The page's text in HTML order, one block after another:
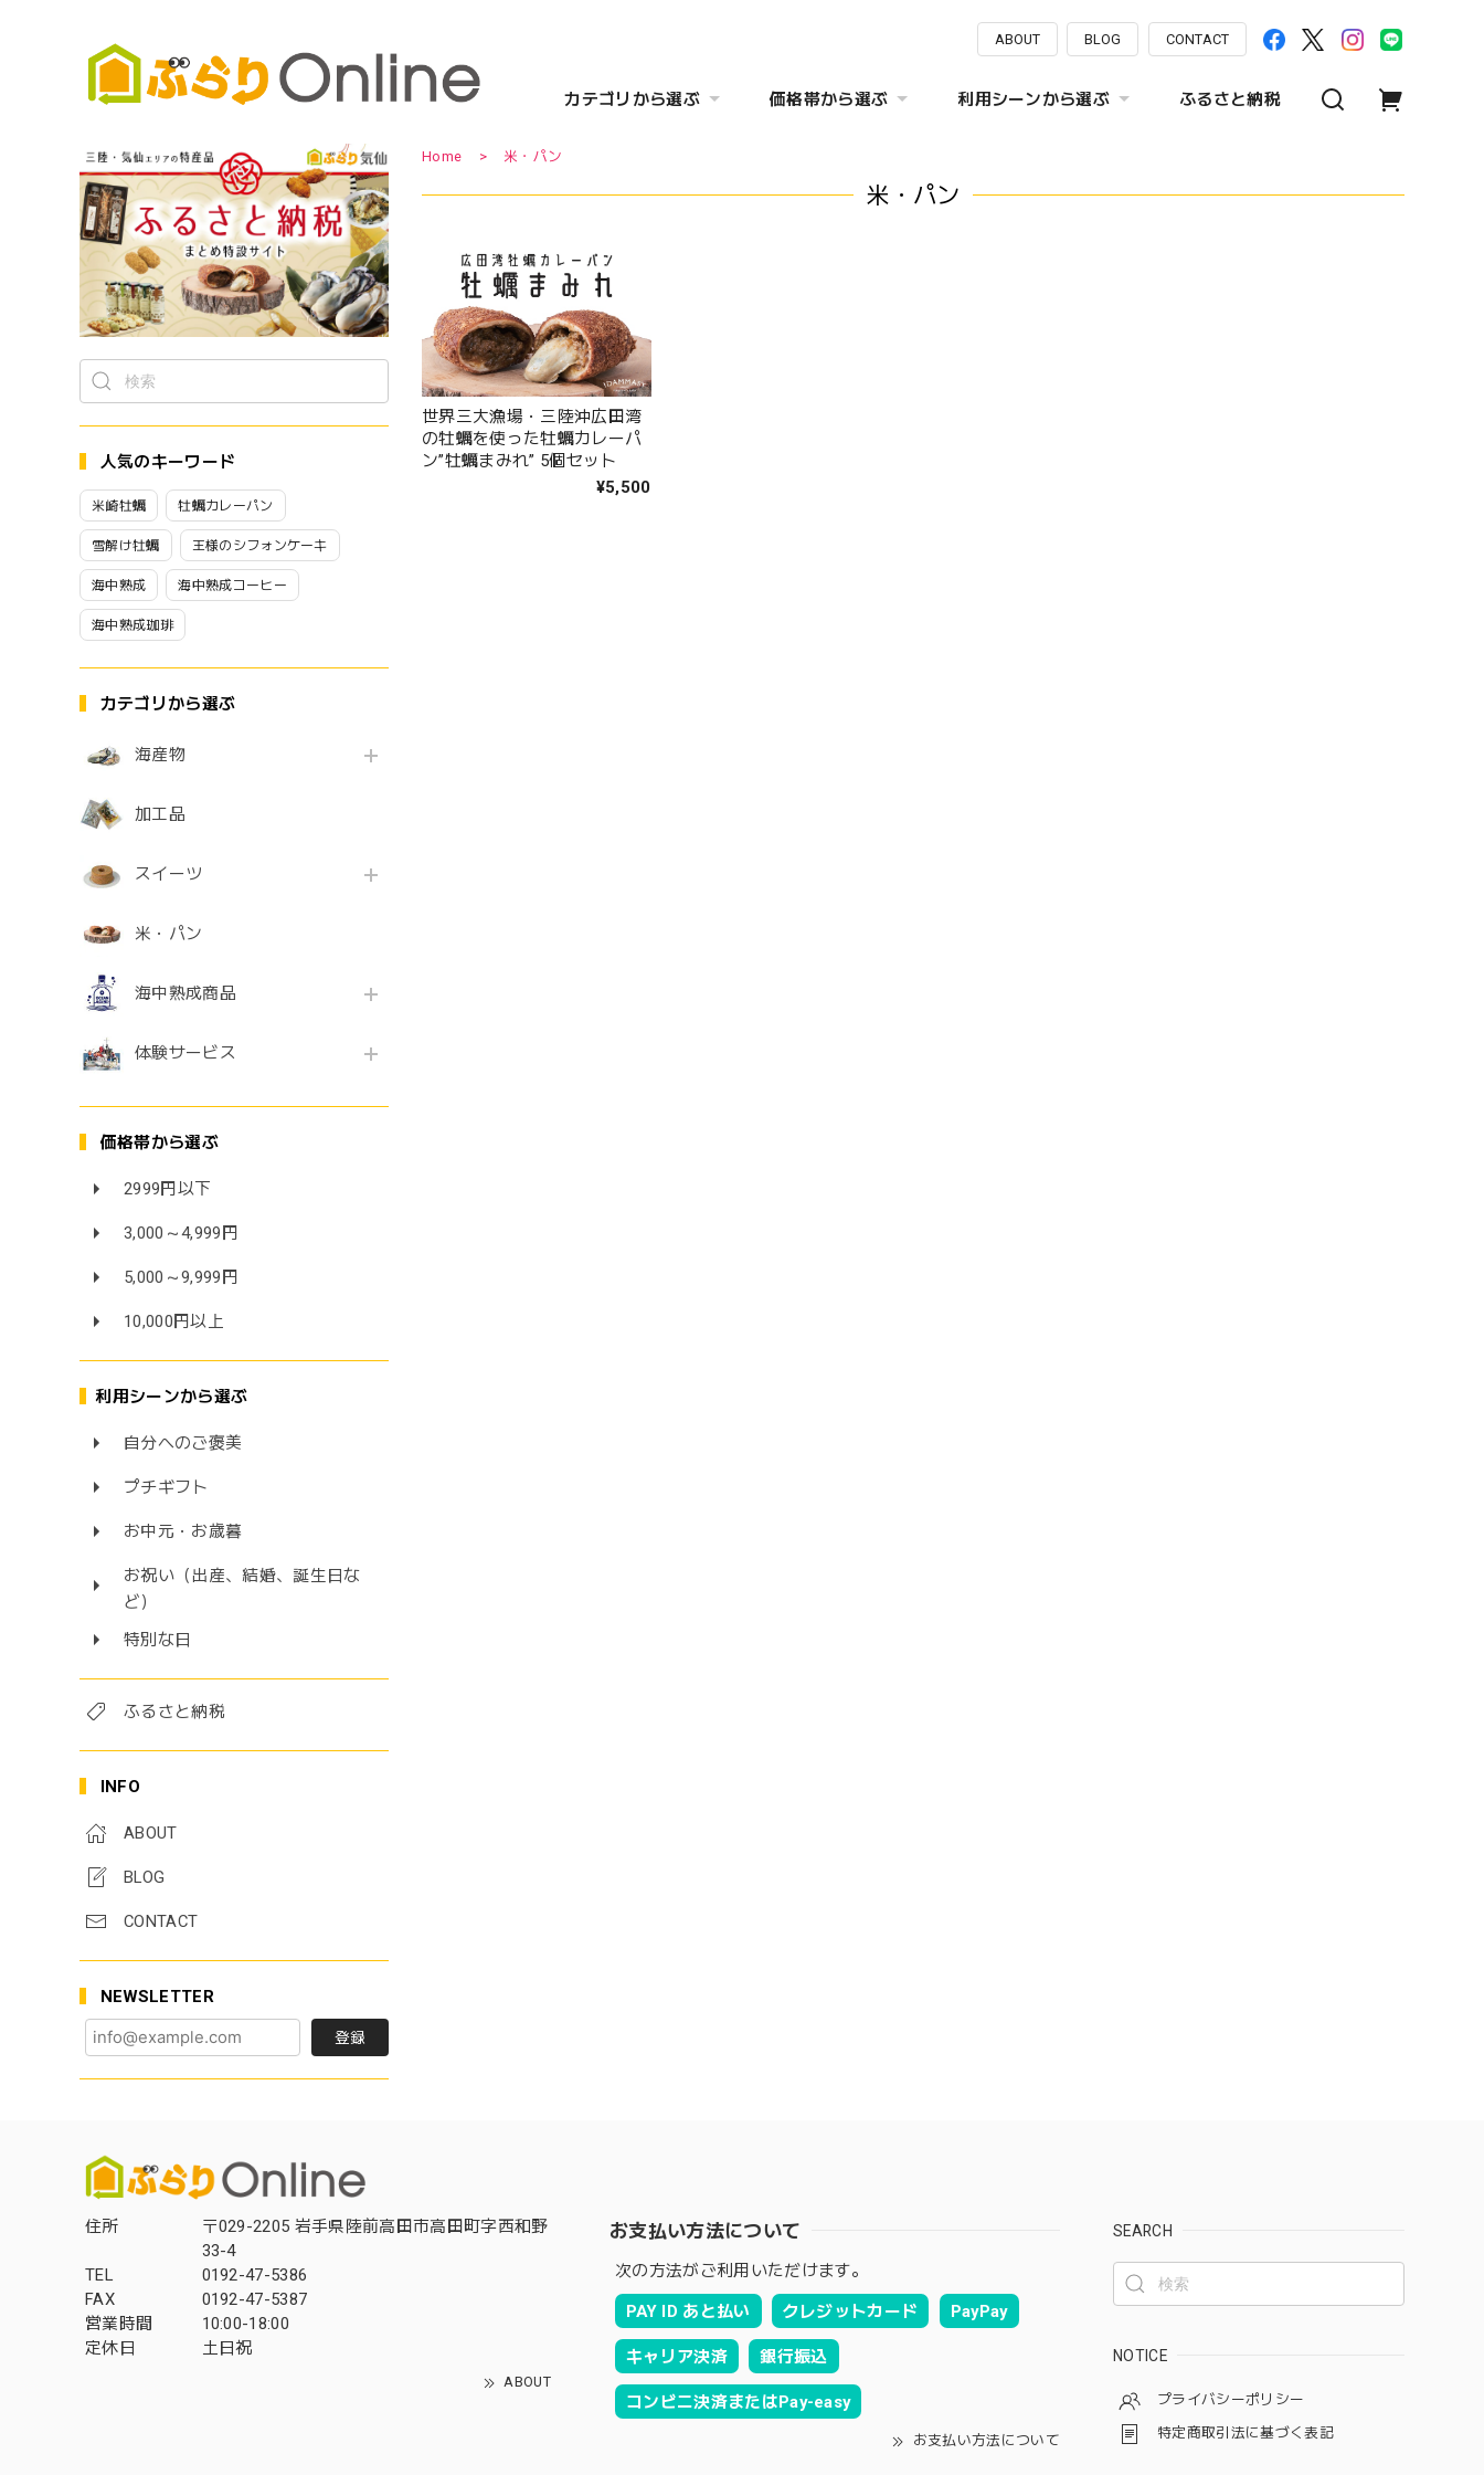
ABOUT BLOG CONTACT
カテゴリから選ぶ 価格帯から選ぶ 利用シーンから選ぶ ふるさと納税
人気のキーワード
米崎牡蠣 牡蠣カレーパン
雪解け牡蠣 王様のシフォンケーキ
海中熟成 海中熟成コーヒー
海中熟成珈琲
カテゴリから選ぶ
海産物
加工品
スイーツ
米・パン
海中熟成商品
体験サービス
価格帯から選ぶ
2999円以下
3,000～4,999円
5,000～9,999円
10,000円以上
利用シーンから選ぶ
自分へのご褒美
プチギフト
お中元・お歳暮
お祝い（出産、結婚、誕生日な
ど）
特別な日
ふるさと納税
INFO
ABOUT
BLOG
CONTACT
NEWSLETTER
登録
Home 米・パン
米・パン
世界三大漁場・三陸沖広田湾
の牡蠣を使った牡蠣カレーパ
ン”牡蠣まみれ” 5個セット
¥5,500
住所
〒029-2205 岩手県陸前高田市高田町字西和野
33-4
TEL
0192-47-5386
FAX
0192-47-5387
営業時間
10:00-18:00
定休日
土日祝
ABOUT
お支払い方法について
次の方法がご利用いただけます。
PAY ID あと払い クレジットカード PayPay
キャリア決済 銀行振込
コンビニ決済またはPay-easy
お支払い方法について
SEARCH
NOTICE
プライバシーポリシー
特定商取引法に基づく表記